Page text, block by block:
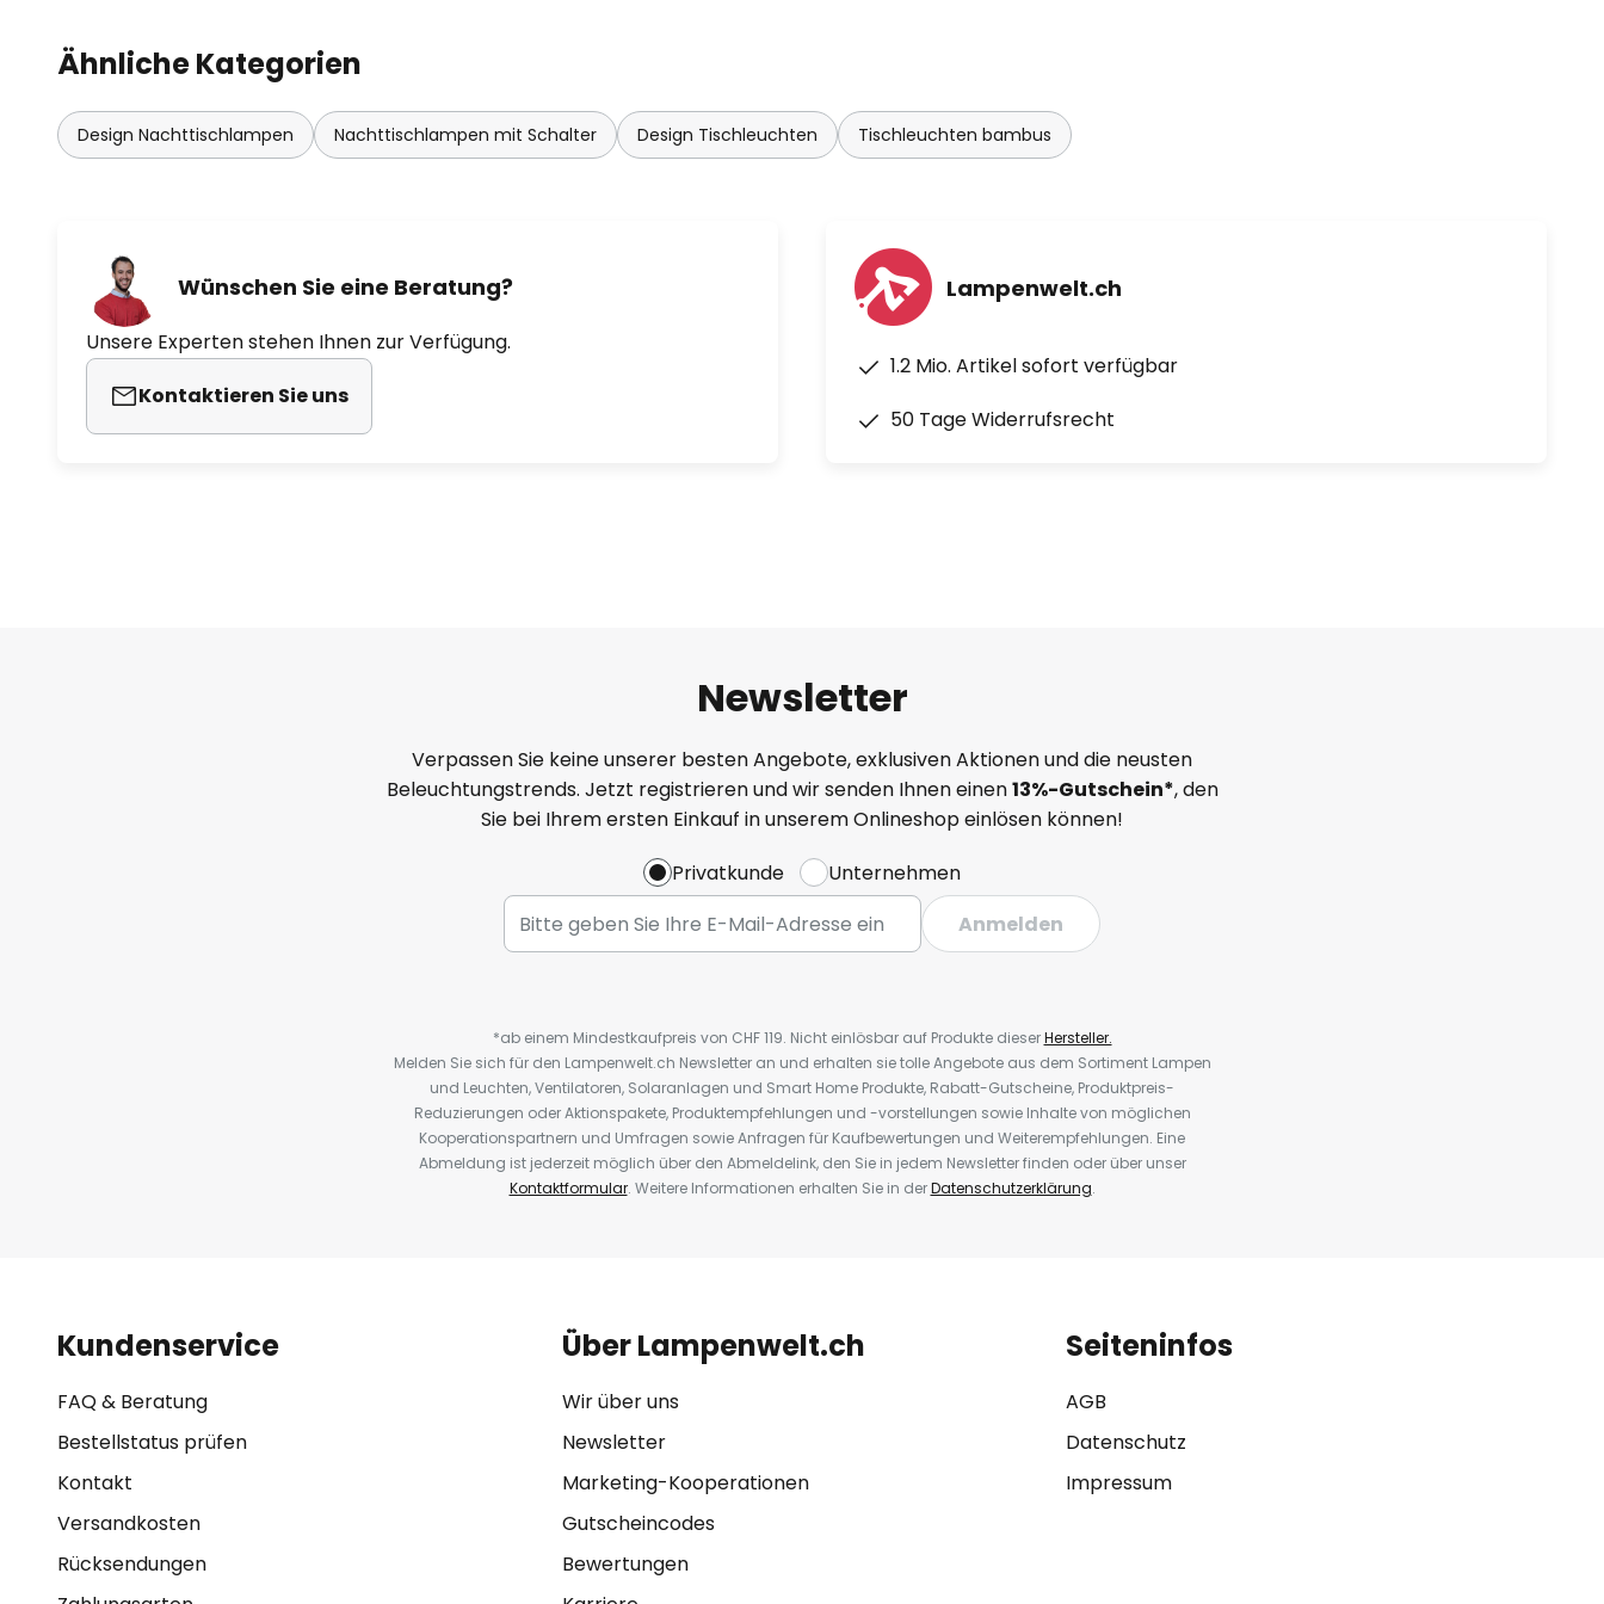
Ähnliche Kategorien
Design Nachttischlampen Nachttischlampen mit Schalter Design Tischleuchten Tischleuchten bambus
Wünschen Sie eine Beratung?
Unsere Experten stehen Ihnen zur Verfügung.
Kontaktieren Sie uns
Lampenwelt.ch
1.2 Mio. Artikel sofort verfügbar
50 Tage Widerrufsrecht
Newsletter
Verpassen Sie keine unserer besten Angebote, exklusiven Aktionen und die neusten
Beleuchtungstrends. Jetzt registrieren und wir senden Ihnen einen13%-Gutschein*, den
Sie bei Ihrem ersten Einkauf in unserem Onlineshop einlösen können!
Privatkunde
Unternehmen
Anmelden
*ab einem Mindestkaufpreis von CHF 119. Nicht einlösbar auf Produkte dieserHersteller.
Melden Sie sich für den Lampenwelt.ch Newsletter an und erhalten sie tolle Angebote aus dem Sortiment Lampen
und Leuchten, Ventilatoren, Solaranlagen und Smart Home Produkte, Rabatt-Gutscheine, Produktpreis-
Reduzierungen oder Aktionspakete, Produktempfehlungen und -vorstellungen sowie Inhalte von möglichen
Kooperationspartnern und Umfragen sowie Anfragen für Kaufbewertungen und Weiterempfehlungen. Eine
Abmeldung ist jederzeit möglich über den Abmeldelink, den Sie in jedem Newsletter finden oder über unser
Kontaktformular. Weitere Informationen erhalten Sie in derDatenschutzerklärung.
Kundenservice
FAQ & Beratung
Bestellstatus prüfen
Kontakt
Versandkosten
Rücksendungen
Über Lampenwelt.ch
Wir über uns
Newsletter
Marketing-Kooperationen
Gutscheincodes
Bewertungen
Seiteninfos
AGB
Datenschutz
Impressum